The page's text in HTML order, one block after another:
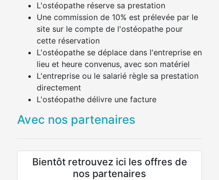
L'ostéopathe réserve sa prestation
Une commission de 10% est prélevée par le
site sur le compte de l'ostéopathe pour
cette réservation
L'ostéopathe se déplace dans l'entreprise en
lieu et heure convenus, avec son matériel
L'entreprise ou le salarié règle sa prestation
directement
L'ostéopathe délivre une facture
Avec nos partenaires
Bientôt retrouvez ici les offres de
nos partenaires